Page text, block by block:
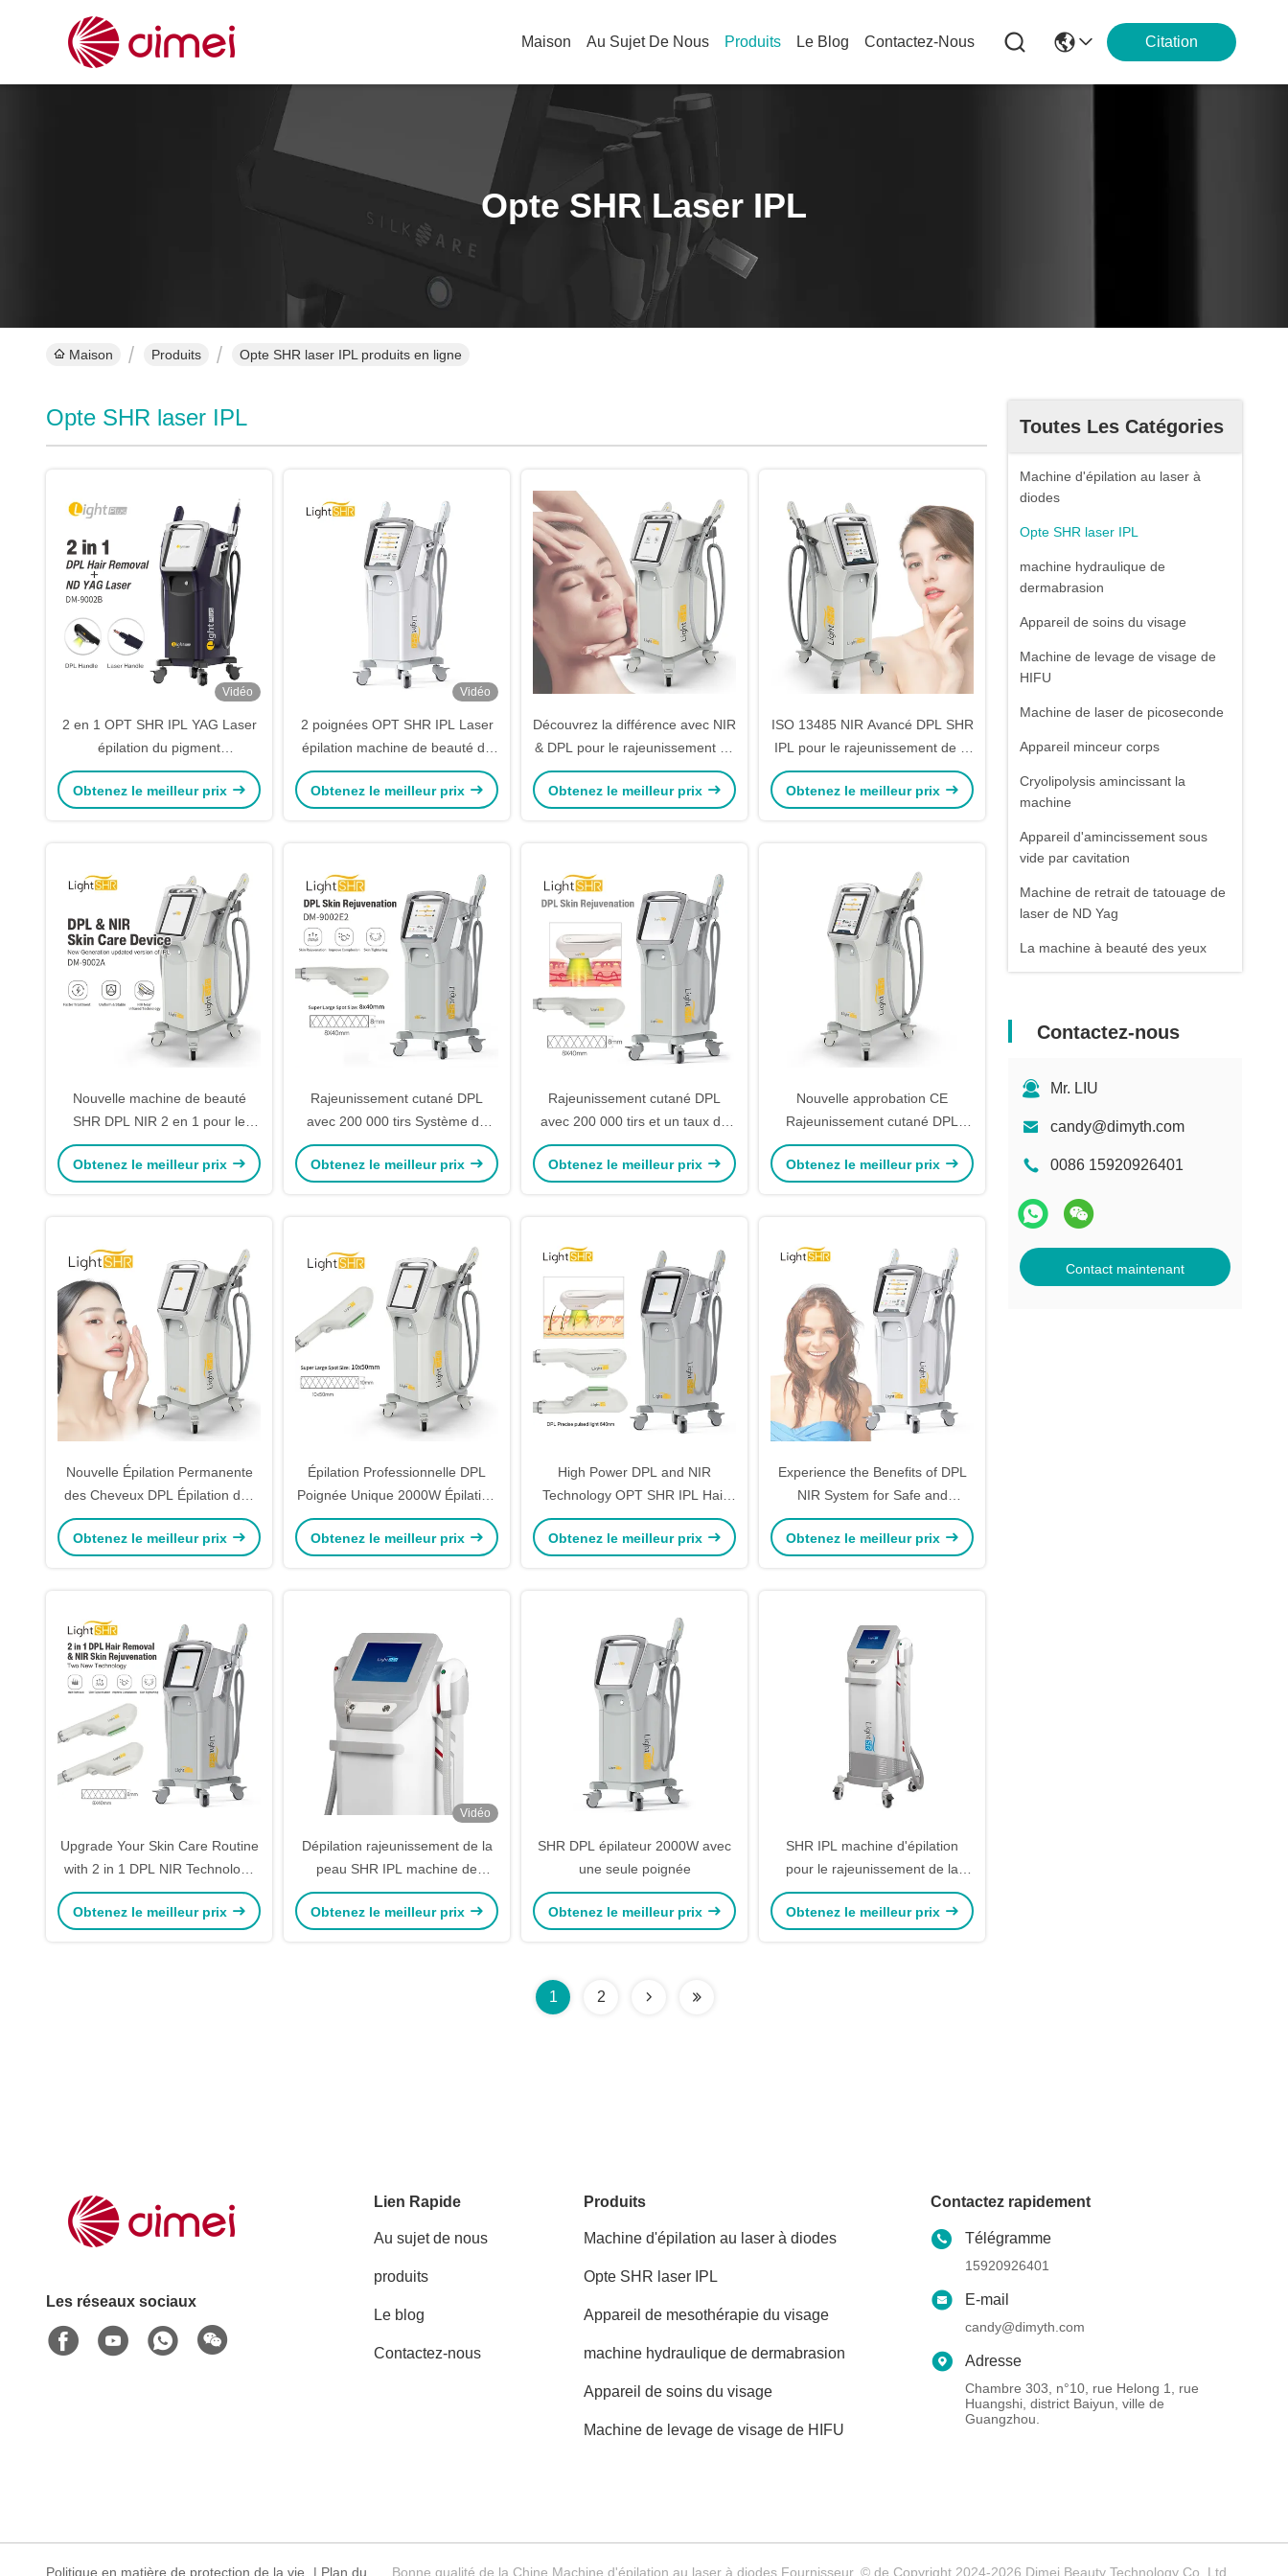
Maison Au Sujet De Nous Produits Le Blog Contactez-Nous Citation
Opte SHR Laser IPL
Maison Produits Opte SHR laser IPL produits en ligne
Toutes Les Catégories
Machine d'épilation au laser à
diodes
Opte SHR laser IPL
machine hydraulique de
dermabrasion
Appareil de soins du visage
Machine de levage de visage de
HIFU
Machine de laser de picoseconde
Appareil minceur corps
Cryolipolysis amincissant la
machine
Appareil d'amincissement sous
vide par cavitation
Machine de retrait de tatouage de
laser de ND Yag
La machine à beauté des yeux
Contactez-nous
Mr. LIU
candy@dimyth.com
0086 15920926401
Contact maintenant
Opte SHR laser IPL
Vidéo
2 en 1 OPT SHR IPL YAG Laser
épilation du pigment
rajeunissement de la peau
épilation de la machine de
Obtenez le meilleur prix
Vidéo
2 poignées OPT SHR IPL Laser
épilation machine de beauté de
rajeunissement de la peau
Obtenez le meilleur prix
Découvrez la différence avec NIR
& DPL pour le rajeunissement de
la peau 2000W 2 en 1
Blanchiment et Raffermissement
Obtenez le meilleur prix
ISO 13485 NIR Avancé DPL SHR
IPL pour le rajeunissement de la
peau, la pigmentation et les
problèmes vasculaires
Obtenez le meilleur prix
Nouvelle machine de beauté
SHR DPL NIR 2 en 1 pour le
rajeunissement de la peau des
designers, 2000W avec 2
Obtenez le meilleur prix
Rajeunissement cutané DPL
avec 200 000 tirs Système de
refroidissement TEC Blanchiment
de la peau DPL
Obtenez le meilleur prix
Rajeunissement cutané DPL
avec 200 000 tirs et un taux de
répétition élevé pour un
traitement rapide
Obtenez le meilleur prix
Nouvelle approbation CE
Rajeunissement cutané DPL
Poignée unique 2000W avec
lampe britannique
Obtenez le meilleur prix
Nouvelle Épilation Permanente
des Cheveux DPL Épilation des
Cheveux Poignée Unique 2000W
Système Super Épilation
Obtenez le meilleur prix
Épilation Professionnelle DPL
Poignée Unique 2000W Épilation
Épilation Indolore
Obtenez le meilleur prix
High Power DPL and NIR
Technology OPT SHR IPL Hair
Removal NIR Skin Whitening
Machine for Delicate and Smooth
Obtenez le meilleur prix
Experience the Benefits of DPL
NIR System for Safe and
Effective Hair Removal and Skin
Brightening
Obtenez le meilleur prix
Upgrade Your Skin Care Routine
with 2 in 1 DPL NIR Technology
for Hair Removal Skin
Rejuvenation
Obtenez le meilleur prix
Vidéo
Dépilation rajeunissement de la
peau SHR IPL machine de
beauté 2000W avec 2 poignées
Obtenez le meilleur prix
SHR DPL épilateur 2000W avec
une seule poignée
Obtenez le meilleur prix
SHR IPL machine d'épilation
pour le rajeunissement de la
peau 2000W avec un seul
manche
Obtenez le meilleur prix
1 2
Les réseaux sociaux
Lien Rapide
Au sujet de nous
produits
Le blog
Contactez-nous
Produits
Machine d'épilation au laser à diodes
Opte SHR laser IPL
Appareil de mesothérapie du visage
machine hydraulique de dermabrasion
Appareil de soins du visage
Machine de levage de visage de HIFU
Contactez rapidement
Télégramme
15920926401
E-mail
candy@dimyth.com
Adresse
Chambre 303, n°10, rue Helong 1, rue
Huangshi, district Baiyun, ville de
Guangzhou.
Politique en matière de protection de la vie | Plan du Bonne qualité de la Chine Machine d'épilation au laser à diodes Fournisseur. © de Copyright 2024-2026 Dimei Beauty Technology Co, Ltd .